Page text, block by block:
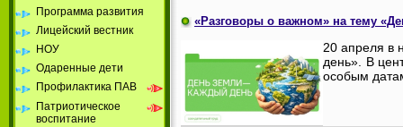
Программа развития
Лицейский вестник
НОУ
Одаренные дети
Профилактика ПАВ
Патриотическое
воспитание
«Разговоры о важном» на тему
20 апреля в
день». В
особым